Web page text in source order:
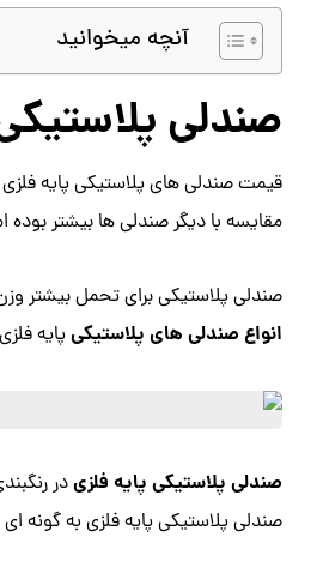
آنچه میخوانید
صندلی
قیمت صندلی های پلاستیکی پایه
مقایسه با دیگر صندلی ها بیشتر بوده
صندلی پلاستیکی برای تحمل بیشتر
انواع صندلی های پلاستیکیپایه
صندلی پلاستیکی پایه فلزیدر
صندلی پلاستیکی پایه فلزی به گونه